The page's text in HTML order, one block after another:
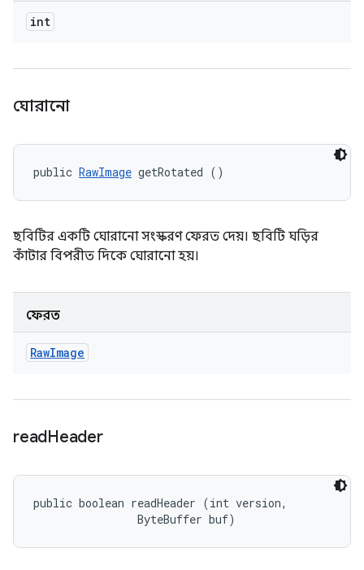
int
ঘোরানো
public RawImage getRotated ()
ছবিটির একটি ঘোরানো সংস্করণ ফেরত দেয়। ছবিটি ঘড়ির
কাঁটার বিপরীত দিকে ঘোরানো হয়।
ফেরত
RawImage
readHeader
public boolean readHeader (int version,
                ByteBuffer buf)